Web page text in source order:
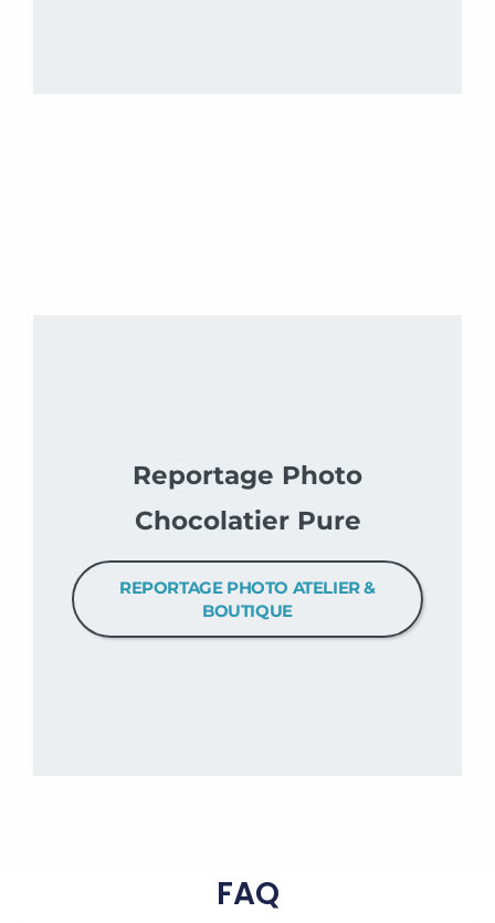
Reportage Photo
Chocolatier Pure
REPORTAGE PHOTO ATELIER &
BOUTIQUE
FAQ